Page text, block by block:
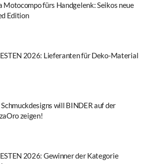
Motocompo fürs Handgelenk: Seikos neue
Edition
2026: Lieferanten für Deko-Material
will BINDER auf der
zeigen!
2026: Gewinner der Kategorie